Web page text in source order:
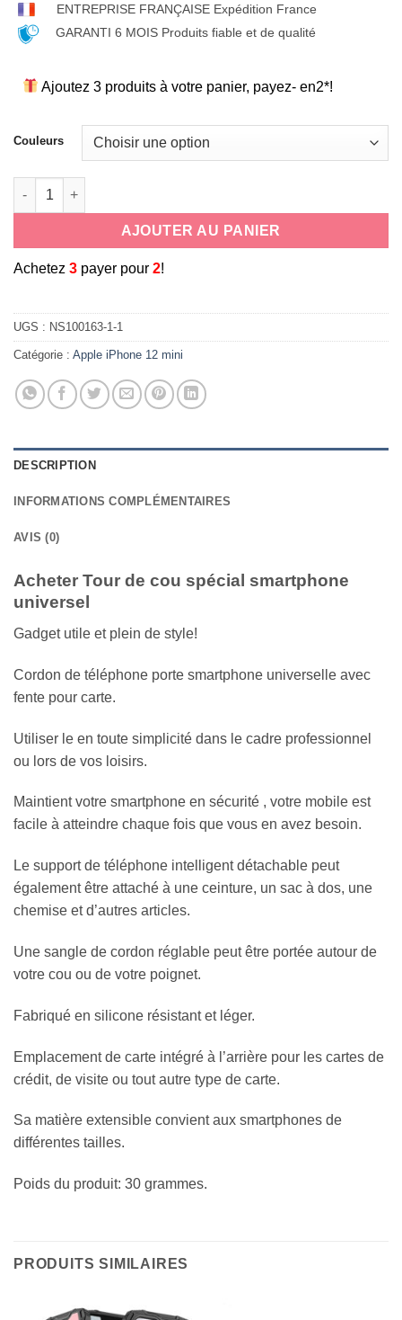
ENTREPRISE FRANÇAISE Expédition France
GARANTI 6 MOIS Produits fiable et de qualité
Ajoutez 3 produits à votre panier, payez- en2*!
Couleurs
quantité de Etui tour de cou/dragonne en silicone pour
AJOUTER AU PANIER
Achetez 3 payer pour 2!
UGS : NS100163-1-1
Catégorie : Apple iPhone 12 mini
DESCRIPTION
INFORMATIONS COMPLÉMENTAIRES
AVIS (0)
Acheter Tour de cou spécial smartphone
universel
Gadget utile et plein de style!
Cordon de téléphone porte smartphone universelle avec
fente pour carte.
Utiliser le en toute simplicité dans le cadre professionnel
ou lors de vos loisirs.
Maintient votre smartphone en sécurité , votre mobile est
facile à atteindre chaque fois que vous en avez besoin.
Le support de téléphone intelligent détachable peut
également être attaché à une ceinture, un sac à dos, une
chemise et d’autres articles.
Une sangle de cordon réglable peut être portée autour de
votre cou ou de votre poignet.
Fabriqué en silicone résistant et léger.
Emplacement de carte intégré à l’arrière pour les cartes de
crédit, de visite ou tout autre type de carte.
Sa matière extensible convient aux smartphones de
différentes tailles.
Poids du produit: 30 grammes.
PRODUITS SIMILAIRES